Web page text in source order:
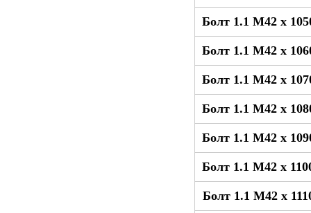
Болт 1.1 М42 x
Болт 1.1 М42 x
Болт 1.1 М42 x
Болт 1.1 М42 x
Болт 1.1 М42 x
Болт 1.1 М42 x
Болт 1.1 М42 x